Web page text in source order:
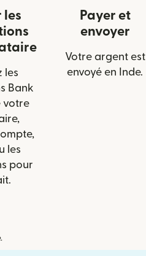
les
les
Bank
votre
les
pour
Payer et
envoyer
Votre argent est
envoyé en Inde.